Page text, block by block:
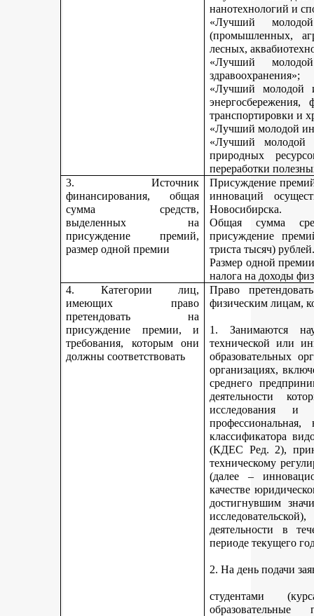
нанотехнологий и
«Лучший
(промышленных,
лесных,
«Лучший
здравоохранения»;
«Лучший молодой
транспортировки и
«Лучший молодой
«Лучший молодой
природных
переработки
3. Источник
финансирования, общая
сумма средств,
выделенных на
присуждение премий,
размер одной премии
Присуждение
инноваций
Новосибирска.
Общая сумма
присуждение
триста тысяч)
Размер одной
налога на доходы
4. Категории лиц,
имеющих право
претендовать на
присуждение премии, и
требования, которым они
должны соответствовать
Право
физическим лицам,
1. Занимаются
технической или
образовательных
организациях,
среднего
деятельности
исследования и
классификатора
(КДЕС Ред. 2),
техническому
(далее –
качестве
достигнувшим
деятельности в
периоде текущего
2. На день подачи
студентами
образовательные